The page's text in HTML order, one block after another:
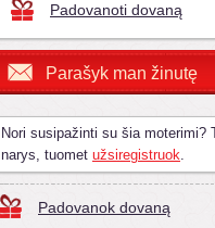
Padovanoti dovaną
Parašyk man žinutę
Nori susipažinti su šia moterimi?
narys, tuomet užsiregistruok.
Padovanok dovaną